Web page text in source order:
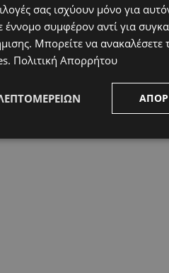
σας ισχύουν μόνο για
έννομο συμφέρον αντί για
. Μπορείτε να ανακαλέσετε
. Πολιτική Απορρήτου